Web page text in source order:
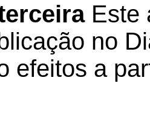
Este
no
efeitos a